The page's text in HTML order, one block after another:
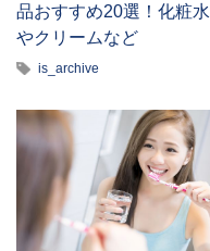
品おすすめ20選！化粧水
やクリームなど
is_archive